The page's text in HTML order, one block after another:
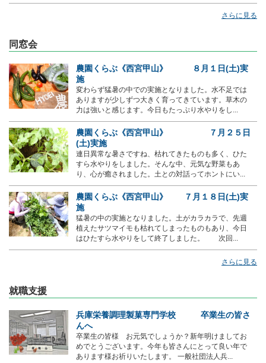
さらに見る
同窓会
農園くらぶ《西宮甲山》 ８月１日(土)実
施
変わらず猛暑の中での実施となりました。水不足では
ありますが少しずつ大きく育ってきています。草木の
力は強いと感じます。今日もたっぷり水やりをし...
農園くらぶ《西宮甲山》 ７月２５日
(土)実施
連日異常な暑さですね、枯れてきたものも多く、ひた
すら水やりをしました。そんな中、元気な野菜もあ
り、心が癒されました。土との対話ってホントにい...
農園くらぶ《西宮甲山》 ７月１８日(土)実
施
猛暑の中の実施となりました。土がカラカラで、先週
植えたサツマイモも枯れてしまったものもあり、今日
はひたすら水やりをして終了しました。 次回...
さらに見る
就職支援
兵庫栄養調理製菓専門学校 卒業生の皆さ
んへ
卒業生の皆様 お元気でしょうか？新年明けましてお
めでとうございます。今年も皆さんにとって良い年で
あります様お祈りいたします。 一般社団法人兵...